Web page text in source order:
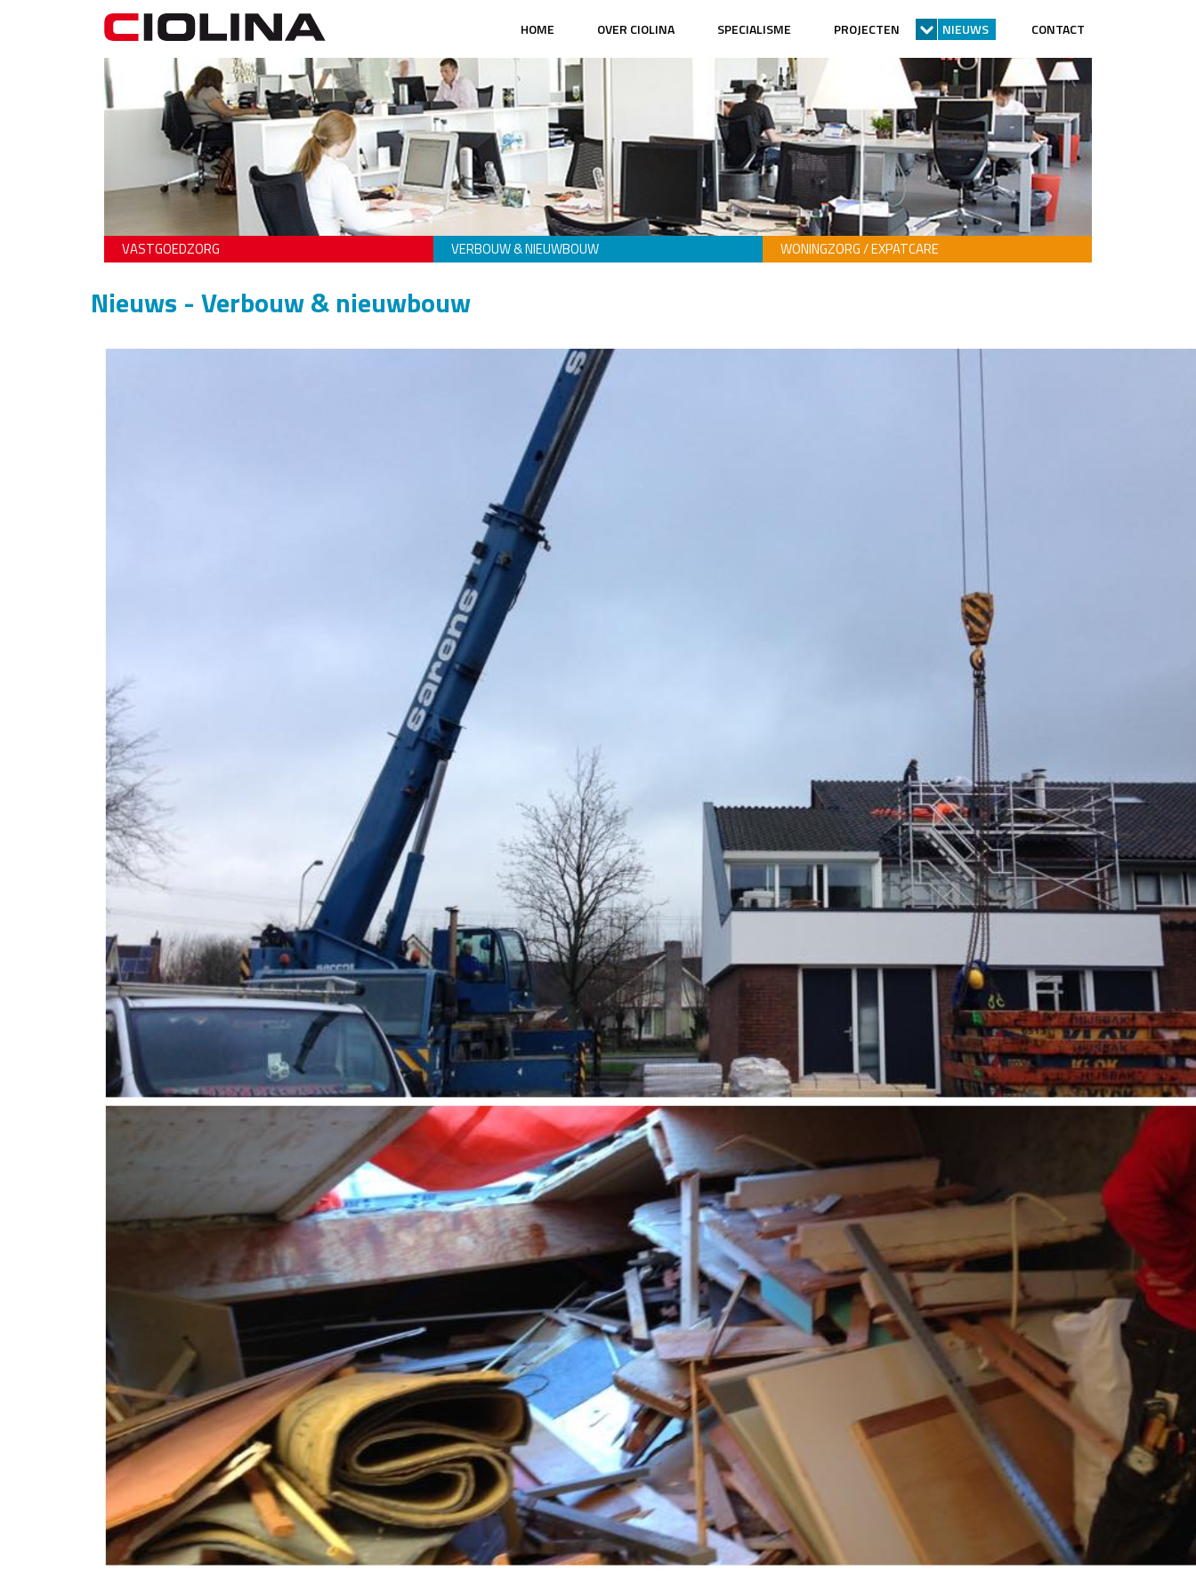
HOME OVER CIOLINA SPECIALISME PROJECTEN NIEUWS CONTACT
VASTGOEDZORG VERBOUW & NIEUWBOUW WONINGZORG / EXPATCARE
Nieuws - Verbouw & nieuwbouw